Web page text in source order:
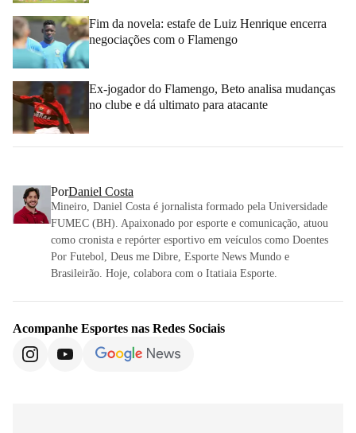
Fim da novela: estafe de Luiz Henrique encerra
negociações com o Flamengo
Ex-jogador do Flamengo, Beto analisa mudanças
no clube e dá ultimato para atacante
PorDaniel Costa
Mineiro, Daniel Costa é jornalista formado pela Universidade
FUMEC (BH). Apaixonado por esporte e comunicação, atuou
como cronista e repórter esportivo em veículos como Doentes
Por Futebol, Deus me Dibre, Esporte News Mundo e
Brasileirão. Hoje, colabora com o Itatiaia Esporte.
Acompanhe Esportes nas Redes Sociais